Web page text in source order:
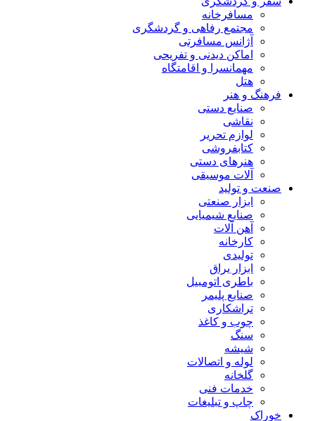
مسافرخانه
مجتمع رفاهی و گردشگری
آژانس مسافرتی
اماکن دیدنی و تفریحی
مهمانسرا و اقامتگاه
هتل
فرهنگ و هنر
صنایع دستی
نقاشی
لوازم تحریر
کتابفروشی
هنرهای دستی
آلات موسیقی
صنعت و تولید
ابزار صنعتی
صنایع شیمیایی
آهن آلات
کارخانه
تولیدی
ابزار یراق
باطری اتومبیل
صنایع پلیمر
تراشکاری
چوب و کاغذ
سنگ
شیشه
لوله و اتصالات
گلخانه
خدمات فنی
چاپ و تبلیغات
خوراک